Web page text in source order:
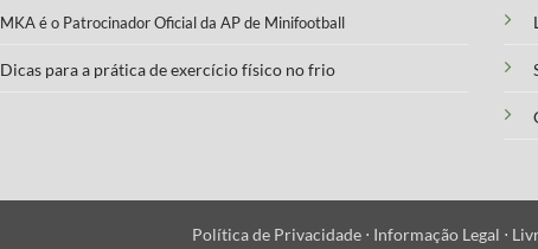
MKA é o Patrocinador Oficial da AP de Minifootball
Dicas para a prática de exercício físico no frio
Política de Privacidade ⋅ Informação Legal ⋅